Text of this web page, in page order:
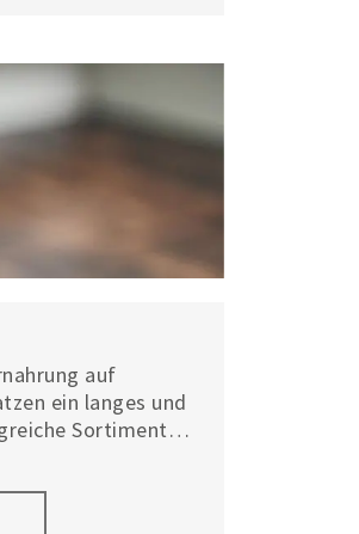
auf
ein langes und
Sortiment
Science Plan™